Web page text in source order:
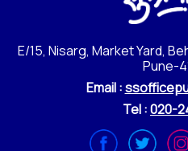
E/15, Nisarg, Market Yard,
Pune-
Email :
Tel :020-